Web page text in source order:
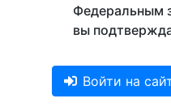
Федеральным
вы
Войти на